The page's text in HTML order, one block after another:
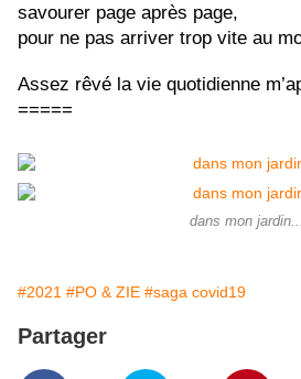
savourer page après page,
pour ne pas arriver trop vite au
Assez rêvé la vie quotidienne
=====
dans mon jardin...
#2021 #PO & ZIE #saga covid19
Partager